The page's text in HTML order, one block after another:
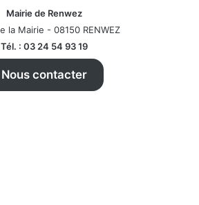
Mairie de Renwez
la Mairie - 08150 RENWEZ
Tél. : 03 24 54 93 19
Nous contacter